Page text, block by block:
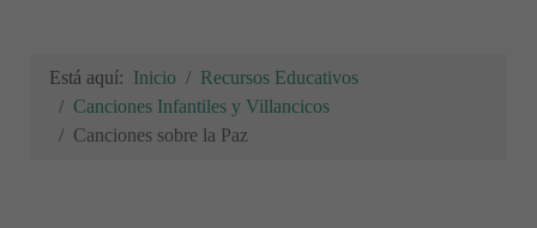
Está aquí: Inicio
Recursos Educativos
Canciones Infantiles y Villancicos
Canciones sobre la Paz